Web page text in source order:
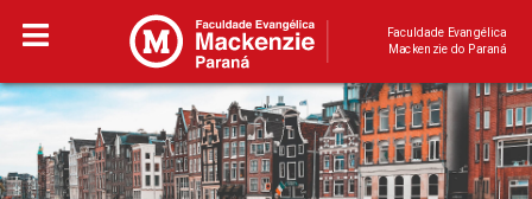
Faculdade Evangélica
Mackenzie do Paraná